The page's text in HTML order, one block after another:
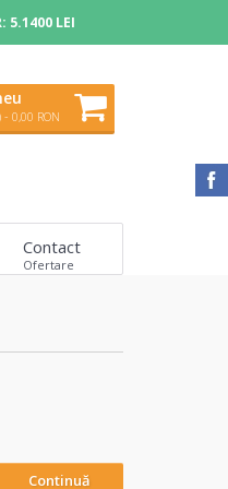
5.1400 LEI
0,00 RON
Contact
Ofertare
Continuă